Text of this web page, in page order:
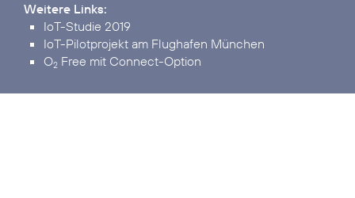
Weitere Links:
IoT-Studie 2019
IoT-Pilotprojekt am Flughafen München
O2 Free mit Connect-Option